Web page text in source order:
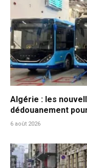
Algérie : les
dédouanement
6 août 2026